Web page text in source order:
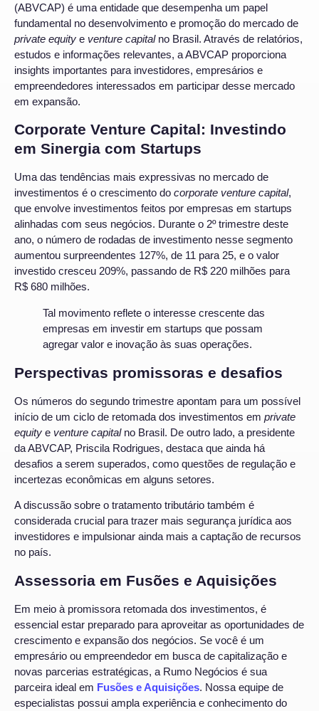
(ABVCAP) é uma entidade que desempenha um papel
fundamental no desenvolvimento e promoção do mercado de
private equity e venture capitalno Brasil. Através de relatórios,
estudos e informações relevantes, a ABVCAP proporciona
insights importantes para investidores, empresários e
empreendedores interessados em participar desse mercado
em expansão.
Corporate Venture Capital: Investindo
em Sinergia com Startups
Uma das tendências mais expressivas no mercado de
investimentos é o crescimento do corporate venture capital,
que envolve investimentos feitos por empresas em startups
alinhadas com seus negócios. Durante o 2º trimestre deste
ano, o número de rodadas de investimento nesse segmento
aumentou surpreendentes 127%, de 11 para 25, e o valor
investido cresceu 209%, passando de R$ 220 milhões para
R$ 680 milhões.
Tal movimento reflete o interesse crescente das
empresas em investir em startups que possam
agregar valor e inovação às suas operações.
Perspectivas promissoras e desafios
Os números do segundo trimestre apontam para um possível
início de um ciclo de retomada dos investimentos em private
equity e venture capitalno Brasil. De outro lado, a presidente
da ABVCAP, Priscila Rodrigues, destaca que ainda há
desafios a serem superados, como questões de regulação e
incertezas econômicas em alguns setores.
A discussão sobre o tratamento tributário também é
considerada crucial para trazer mais segurança jurídica aos
investidores e impulsionar ainda mais a captação de recursos
no país.
Assessoria em Fusões e Aquisições
Em meio à promissora retomada dos investimentos, é
essencial estar preparado para aproveitar as oportunidades de
crescimento e expansão dos negócios. Se você é um
empresário ou empreendedor em busca de capitalização e
novas parcerias estratégicas, a Rumo Negócios é sua
parceira ideal em Fusões e Aquisições. Nossa equipe de
especialistas possui ampla experiência e conhecimento do